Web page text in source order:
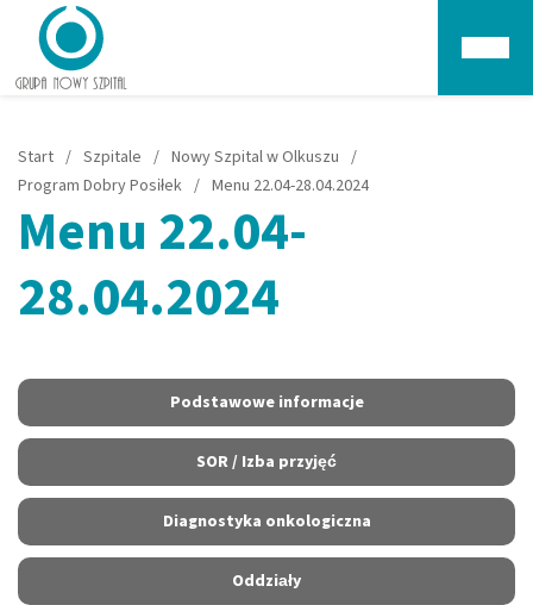
Start / Szpitale / Nowy Szpital w Olkuszu /
Program Dobry Posiłek / Menu 22.04-28.04.2024
Menu 22.04-
28.04.2024
Podstawowe informacje
SOR / Izba przyjęć
Diagnostyka onkologiczna
Oddziały